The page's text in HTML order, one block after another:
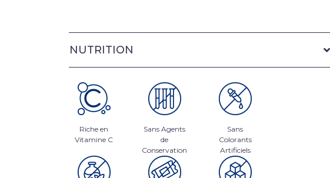
NUTRITION
Riche en
Vitamine C
Sans Agents
de
Conservation
Sans
Colorants
Artificiels